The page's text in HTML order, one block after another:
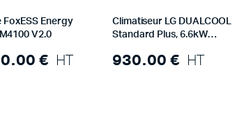
FoxESS Energy
V2.0
€ HT
Climatiseur LG DUALCOOL
Standard Plus, 6.6kW
intérieure
930.00 € HT